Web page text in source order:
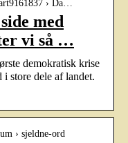
› Da…
med
vi så …
demokratisk krise
store dele af landet.
› sjeldne-ord